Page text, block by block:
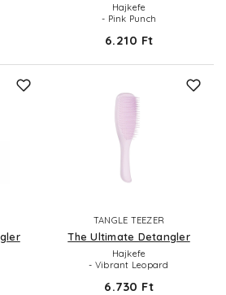
Hajkefe
- Pink Punch
6.210 Ft
TANGLE TEEZER
The Ultimate Detangler
Hajkefe
- Vibrant Leopard
6.730 Ft